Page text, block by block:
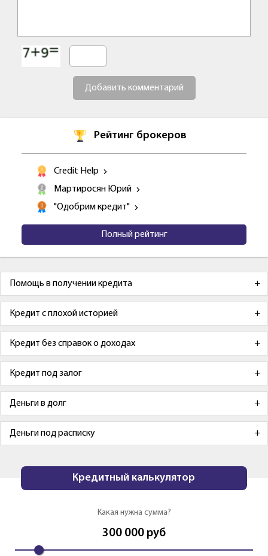
Добавить комментарий
Рейтинг брокеров
Credit Help
Мартиросян Юрий
"Одобрим кредит"
Полный рейтинг
Помощь в получении кредита
Кредит с плохой историей
Кредит без справок о доходах
Кредит под залог
Деньги в долг
Деньги под расписку
Кредитный калькулятор
Какая нужна сумма?
300 000 руб